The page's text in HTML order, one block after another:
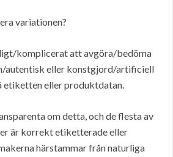
variationen?
komplicerat att avgöra/bedöma
autentisk eller konstgjord/artificiell
eller produktdatan.
om detta, och de flesta av
är korrekt etiketterade eller
härstammar från naturliga